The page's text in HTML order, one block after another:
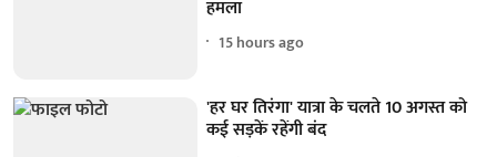
हमला
15 hours ago
'हर घर तिरंगा' यात्रा के चलते 10 अगस्त को
कई सड़कें रहेंगी बंद